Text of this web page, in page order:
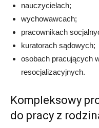
nauczycielach;
wychowawcach;
pracownikach
kuratorach sądowych;
osobach pracujących
resocjalizacyjnych.
Kompleksowy
do pracy z